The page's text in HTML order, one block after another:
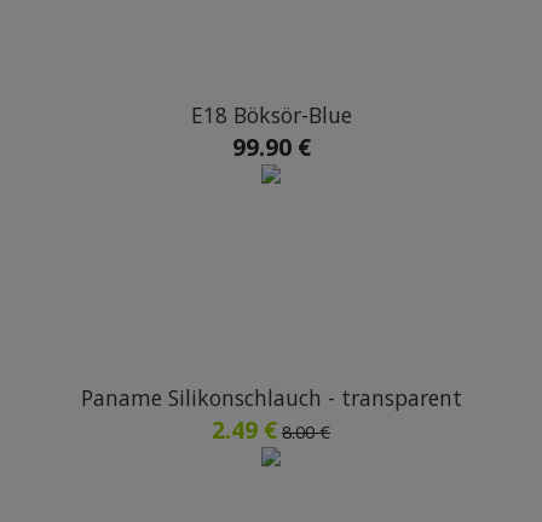
E18 Böksör-Blue
99.90 €
Paname Silikonschlauch - transparent
2.49 € 8.00 €